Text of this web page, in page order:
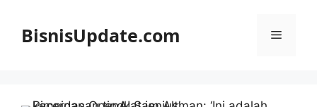
BisnisUpdate.com Menu